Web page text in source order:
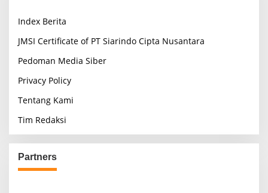
Index Berita
JMSI Certificate of PT Siarindo Cipta Nusantara
Pedoman Media Siber
Privacy Policy
Tentang Kami
Tim Redaksi
Partners